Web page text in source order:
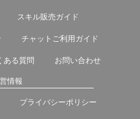
スキル販売ガイド
チャットご利用ガイド
ある質問 お問い合わせ
情報
プライバシーポリシー